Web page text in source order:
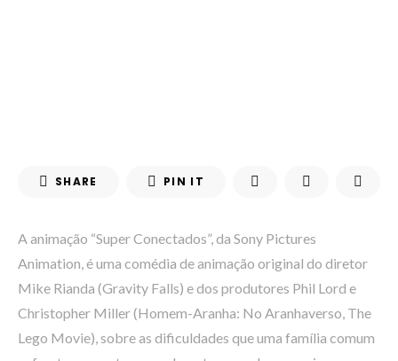
SHARE PIN IT
A animação “Super Conectados”, da Sony Pictures
Animation, é uma comédia de animação original do diretor
Mike Rianda (Gravity Falls) e dos produtores Phil Lord e
Christopher Miller (Homem-Aranha: No Aranhaverso, The
Lego Movie), sobre as dificuldades que uma família comum